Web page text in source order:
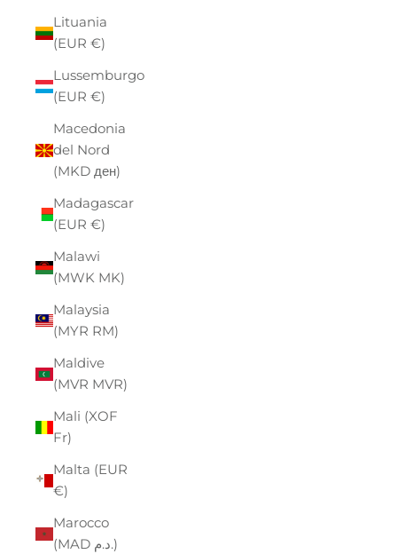
Lituania
(EUR €)
Lussemburgo
(EUR €)
Macedonia
del Nord
(MKD ден)
Madagascar
(EUR €)
Malawi
(MWK MK)
Malaysia
(MYR RM)
Maldive
(MVR MVR)
Mali (XOF
Fr)
Malta (EUR
€)
Marocco
(MAD د.م.)